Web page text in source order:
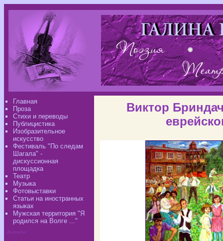
Главная
Проза
Стихи и переводы
Публицистика
Изобразительное
искусство
Фестиваль "По следам
Шагала" -
дискуссионная
площадка
Театр
Музыка
Фотовыставки
Статьи на иностранных
языках
Мужская территория "Я
родился на Волге ..."
Анонсы:
Виктор